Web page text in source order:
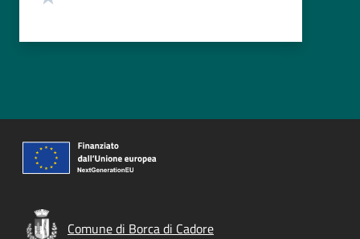
Comune di Borca di Cadore